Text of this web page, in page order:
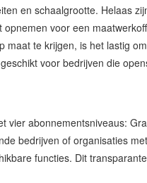
en schaalgrootte. Helaas
voor een
maat te krijgen, is het lastig
voor bedrijven die
vier abonnementsniveaus:
bedrijven of organisaties
functies. Dit